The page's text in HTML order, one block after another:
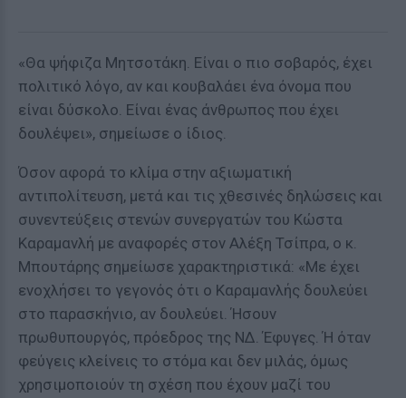
«Θα ψήφιζα Μητσοτάκη. Είναι ο πιο σοβαρός, έχει
πολιτικό λόγο, αν και κουβαλάει ένα όνομα που
είναι δύσκολο. Είναι ένας άνθρωπος που έχει
δουλέψει», σημείωσε ο ίδιος.
Όσον αφορά το κλίμα στην αξιωματική
αντιπολίτευση, μετά και τις χθεσινές δηλώσεις και
συνεντεύξεις στενών συνεργατών του Κώστα
Καραμανλή με αναφορές στον Αλέξη Τσίπρα, ο κ.
Μπουτάρης σημείωσε χαρακτηριστικά: «Με έχει
ενοχλήσει το γεγονός ότι ο Καραμανλής δουλεύει
στο παρασκήνιο, αν δουλεύει. Ήσουν
πρωθυπουργός, πρόεδρος της ΝΔ. Έφυγες. Ή όταν
φεύγεις κλείνεις το στόμα και δεν μιλάς, όμως
χρησιμοποιούν τη σχέση που έχουν μαζί του